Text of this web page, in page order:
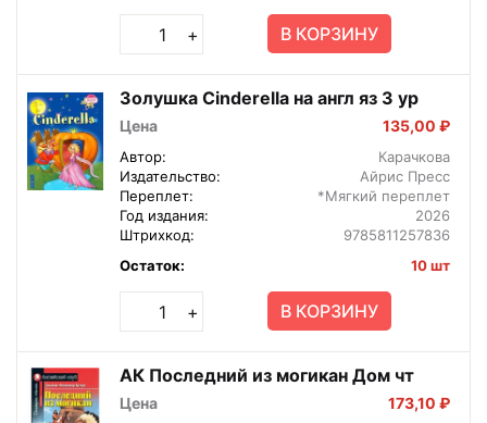
+ В КОРЗИНУ
Золушка Cinderella на англ яз 3 ур
Цена 135,00 ₽
Автор:
Карачкова
Издательство:
Айрис Пресс
Переплет:
*Мягкий переплет
Год издания:
2026
Штрихкод:
9785811257836
Остаток:
10 шт
+ В КОРЗИНУ
АК Последний из могикан Дом чт
Цена 173,10 ₽